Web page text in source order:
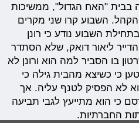
בבית "האח הגדול", ממשיכות
השבוע קרו שני מקרים
השבוע נודע כי רונן
הדייר ליאור דואק, שלא הסתדר
בו הסביר למה הוא ורונן לא
כי כשיצא מהבית גילה כי
לא הפסיק לטנף עליה. אך
כי הוא מתייעץ לגבי תביעה
החברתיות.